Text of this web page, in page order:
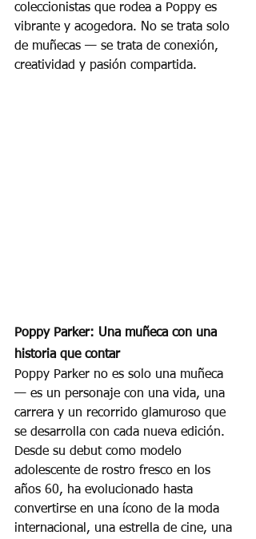
coleccionistas que rodea a Poppy es
vibrante y acogedora. No se trata solo
de muñecas — se trata de conexión,
creatividad y pasión compartida.
Poppy Parker: Una muñeca con una
historia que contar
Poppy Parker no es solo una muñeca
— es un personaje con una vida, una
carrera y un recorrido glamuroso que
se desarrolla con cada nueva edición.
Desde su debut como modelo
adolescente de rostro fresco en los
años 60, ha evolucionado hasta
convertirse en una ícono de la moda
internacional, una estrella de cine, una